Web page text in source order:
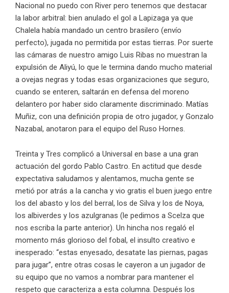
Nacional no puedo con River pero tenemos que destacar
la labor arbitral: bien anulado el gol a Lapizaga ya que
Chalela había mandado un centro brasilero (envío
perfecto), jugada no permitida por estas tierras. Por suerte
las cámaras de nuestro amigo Luis Ribas no muestran la
expulsión de Aliyú, lo que le termina dando mucho material
a ovejas negras y todas esas organizaciones que seguro,
cuando se enteren, saltarán en defensa del moreno
delantero por haber sido claramente discriminado. Matías
Muñiz, con una definición propia de otro jugador, y Gonzalo
Nazabal, anotaron para el equipo del Ruso Hornes.
Treinta y Tres complicó a Universal en base a una gran
actuación del gordo Pablo Castro. En actitud que desde
expectativa saludamos y alentamos, mucha gente se
metió por atrás a la cancha y vio gratis el buen juego entre
los del abasto y los del berral, los de Silva y los de Noya,
los albiverdes y los azulgranas (le pedimos a Scelza que
nos escriba la parte anterior). Un hincha nos regaló el
momento más glorioso del fobal, el insulto creativo e
inesperado: “estas enyesado, desatate las piernas, pagas
para jugar”, entre otras cosas le cayeron a un jugador de
su equipo que no vamos a nombrar para mantener el
respeto que caracteriza a esta columna. Después los